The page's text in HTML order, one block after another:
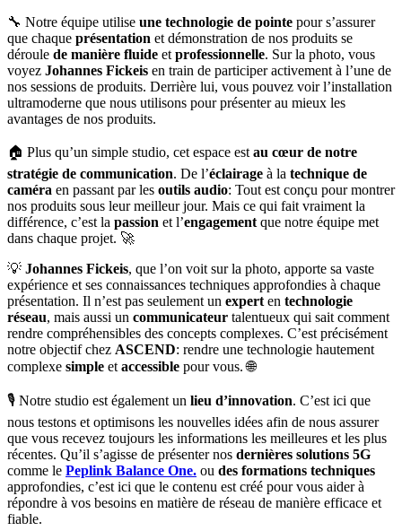
🔧 Notre équipe utilise une technologie de pointe pour s’assurer
que chaque présentation et démonstration de nos produits se
déroule de manière fluide et professionnelle. Sur la photo, vous
voyez Johannes Fickeis en train de participer activement à l’une de
nos sessions de produits. Derrière lui, vous pouvez voir l’installation
ultramoderne que nous utilisons pour présenter au mieux les
avantages de nos produits.
🏠 Plus qu’un simple studio, cet espace est au cœur de notre
stratégie de communication. De l’éclairage à la technique de
caméra en passant par les outils audio: Tout est conçu pour montrer
nos produits sous leur meilleur jour. Mais ce qui fait vraiment la
différence, c’est la passion et l’engagement que notre équipe met
dans chaque projet. 🚀
💡 Johannes Fickeis, que l’on voit sur la photo, apporte sa vaste
expérience et ses connaissances techniques approfondies à chaque
présentation. Il n’est pas seulement un expert en technologie
réseau, mais aussi un communicateur talentueux qui sait comment
rendre compréhensibles des concepts complexes. C’est précisément
notre objectif chez ASCEND: rendre une technologie hautement
complexe simple et accessible pour vous. 🌐
🎙️ Notre studio est également un lieu d’innovation. C’est ici que
nous testons et optimisons les nouvelles idées afin de nous assurer
que vous recevez toujours les informations les meilleures et les plus
récentes. Qu’il s’agisse de présenter nos dernières solutions 5G
comme le Peplink Balance One. ou des formations techniques
approfondies, c’est ici que le contenu est créé pour vous aider à
répondre à vos besoins en matière de réseau de manière efficace et
fiable.